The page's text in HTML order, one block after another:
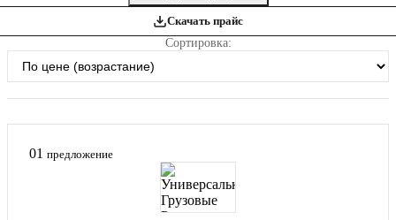
Скачать прайс
Сортировка:
01 предложение